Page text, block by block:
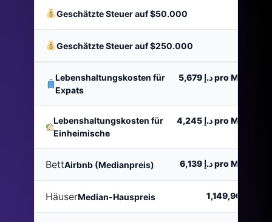
Geschätzte Steuer auf $50.000
Geschätzte Steuer auf $250.000
Lebenshaltungskosten für
Expats
د.إ 5,679pro Monat
Lebenshaltungskosten für
Einheimische
د.إ 4,245pro Monat
BettAirbnb (Medianpreis) د.إ 6,139pro Monat
HäuserMedian-Hauspreis